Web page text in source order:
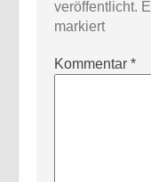
veröffentlicht.
markiert
Kommentar *